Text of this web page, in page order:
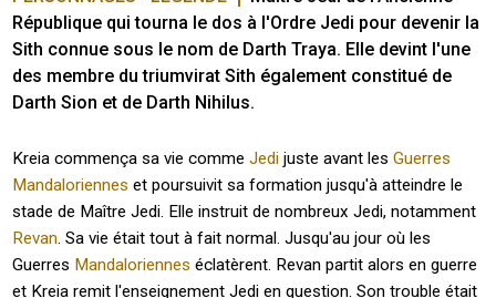
République qui tourna le dos à l'Ordre Jedi pour devenir la
Sith connue sous le nom de Darth Traya. Elle devint l'une
des membre du triumvirat Sith également constitué de
Darth Sion et de Darth Nihilus.
Kreia commença sa vie commeJedi juste avant lesGuerres
Mandaloriennes et poursuivit sa formation jusqu'à atteindre le
stade de Maître Jedi. Elle instruit de nombreux Jedi, notamment
Revan. Sa vie était tout à fait normal. Jusqu'au jour où les
Guerres Mandaloriennes éclatèrent. Revan partit alors en guerre
et Kreia remit l'enseignement Jedi en question. Son trouble était